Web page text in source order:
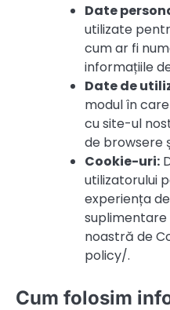
Date
utilizate
cum ar fi
informațiile
Date de
modul în
cu site-ul
de browsere
Cookie-uri:
utilizatorului
experiența
suplimentare
noastră de
policy/.
Cum folosim